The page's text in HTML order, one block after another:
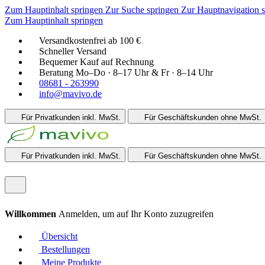
Zum Hauptinhalt springen Zur Suche springen Zur Hauptnavigation
Zum Hauptinhalt springen
Versandkostenfrei ab 100 €
Schneller Versand
Bequemer Kauf auf Rechnung
Beratung Mo–Do · 8–17 Uhr & Fr · 8–14 Uhr
08681 - 263990
info@mavivo.de
Für Privatkunden inkl. MwSt. Für Geschäftskunden ohne MwSt.
Für Privatkunden inkl. MwSt. Für Geschäftskunden ohne MwSt.
Willkommen Anmelden, um auf Ihr Konto zuzugreifen
Übersicht
Bestellungen
Meine Produkte